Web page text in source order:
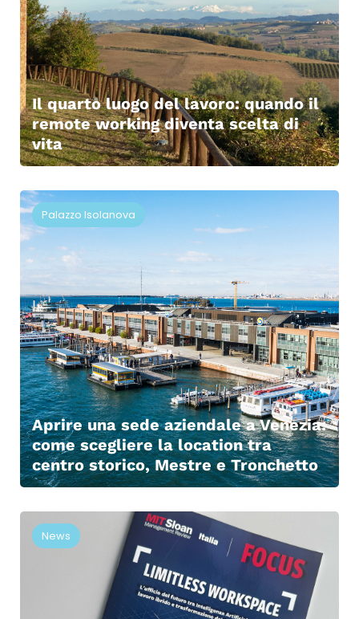
Il quarto luogo del lavoro: quando il
remote working diventa scelta di
vita
Palazzo Isolanova
Aprire una sede aziendale a Venezia:
come scegliere la location tra
centro storico, Mestre e Tronchetto
News